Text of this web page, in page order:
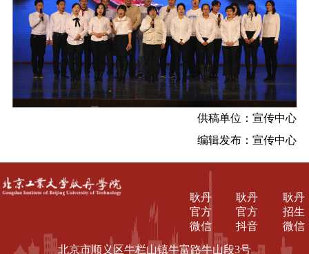
供稿单位：宣传中心
编辑发布：宣传中心
耿丹
招生
微信
耿丹
官方
抖音
耿丹
官方
微信
北京市顺义区牛栏山镇牛富路牛山段3号